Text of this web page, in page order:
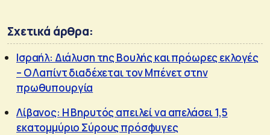
Σχετικά άρθρα:
Ισραήλ: Διάλυση της Βουλής και πρόωρες εκλογές
– Ο Λαπίντ διαδέχεται τον Μπένετ στην
πρωθυπουργία
Λίβανος: Η Βηρυτός απειλεί να απελάσει 1,5
εκατομμύριο Σύρους πρόσφυγες